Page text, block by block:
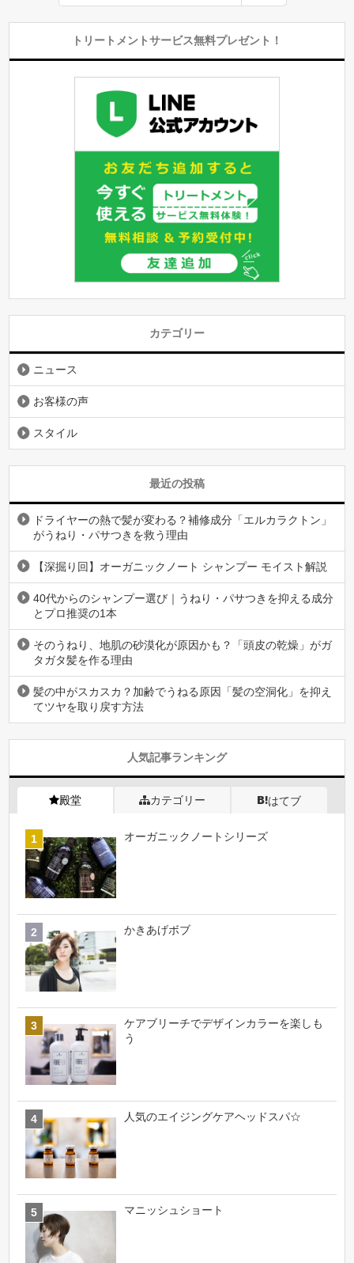
トリートメントサービス無料プレゼント！
カテゴリー
ニュース
お客様の声
スタイル
最近の投稿
ドライヤーの熱で髪が変わる？補修成分「エルカラクトン」
がうねり・パサつきを救う理由
【深掘り回】オーガニックノート シャンプー モイスト解説
40代からのシャンプー選び｜うねり・パサつきを抑える成分
とプロ推奨の1本
そのうねり、地肌の砂漠化が原因かも？「頭皮の乾燥」がガ
タガタ髪を作る理由
髪の中がスカスカ？加齢でうねる原因「髪の空洞化」を抑え
てツヤを取り戻す方法
人気記事ランキング
殿堂 カテゴリー はてブ
オーガニックノートシリーズ
かきあげボブ
ケアブリーチでデザインカラーを楽しも
う
人気のエイジングケアヘッドスパ☆
マニッシュショート